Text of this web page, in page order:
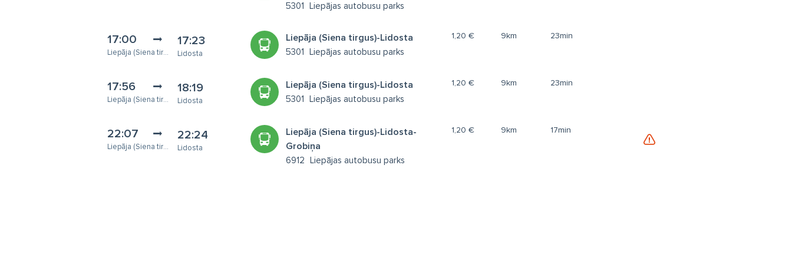
5301 Liepājas autobusu parks
17:00
Liepāja (Siena tirgus)
17:23
Lidosta
Liepāja (Siena tirgus)-Lidosta
5301 Liepājas autobusu parks
1,20 € 9km 23min
17:56
Liepāja (Siena tirgus)
18:19
Lidosta
Liepāja (Siena tirgus)-Lidosta
5301 Liepājas autobusu parks
1,20 € 9km 23min
22:07
Liepāja (Siena tirgus)
22:24
Lidosta
Liepāja (Siena tirgus)-Lidosta-
Grobiņa
6912 Liepājas autobusu parks
1,20 € 9km 17min